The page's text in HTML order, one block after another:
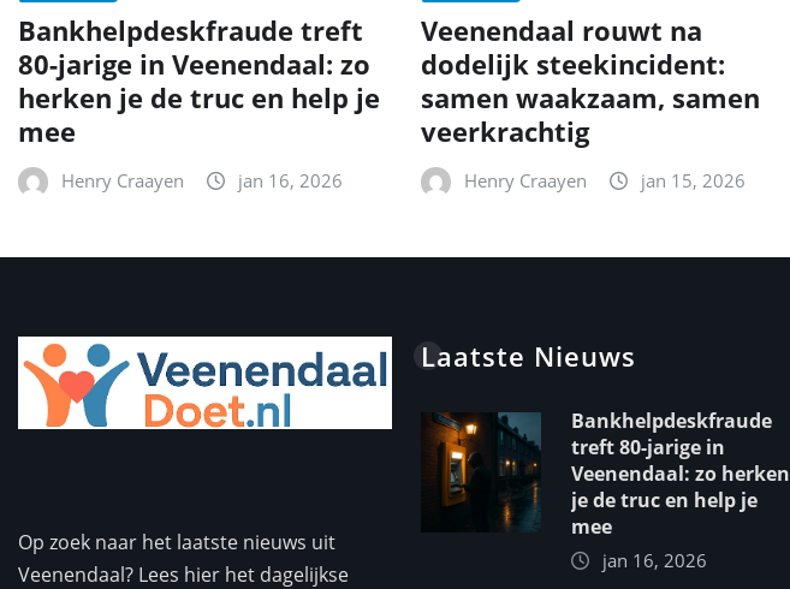
Bankhelpdeskfraude treft
80-jarige in Veenendaal: zo
herken je de truc en help je
mee
Henry Craayen jan 16, 2026
Veenendaal rouwt na
dodelijk steekincident:
samen waakzaam, samen
veerkrachtig
Henry Craayen jan 15, 2026
Op zoek naar het laatste nieuws uit
Veenendaal? Lees hier het dagelijkse
Laatste Nieuws
Bankhelpdeskfraude
treft 80-jarige in
Veenendaal: zo herken
je de truc en help je
mee
jan 16, 2026